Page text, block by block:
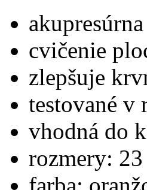
cvičenie
zlepšuje
testované v
vhodná do
rozmery: